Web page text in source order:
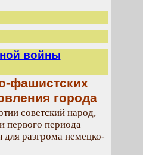
войны
фашистских
города
советский народ,
первого периода
разгрома немецко-